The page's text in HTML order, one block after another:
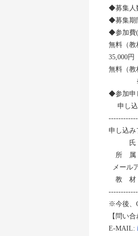
◆募集人
◆募集期
◆参加費(
無料（
35,000円
無料（
※
◆参加申
申し込
申し込み
氏
所 属
メール
教 材
※今後、
【問い
E-MAIL: